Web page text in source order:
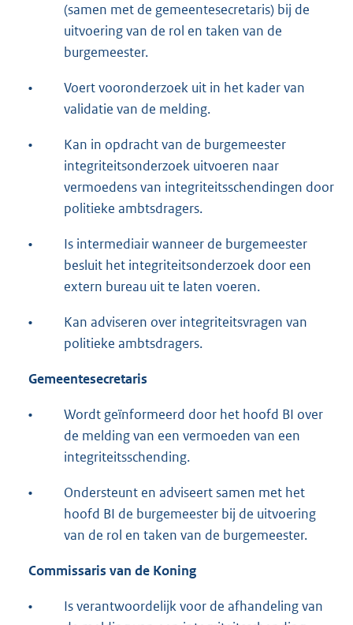
(samen met de gemeentesecretaris) bij de
uitvoering van de rol en taken van de
burgemeester.
•
Voert vooronderzoek uit in het kader van
validatie van de melding.
•
Kan in opdracht van de burgemeester
integriteitsonderzoek uitvoeren naar
vermoedens van integriteitsschendingen door
politieke ambtsdragers.
•
Is intermediair wanneer de burgemeester
besluit het integriteitsonderzoek door een
extern bureau uit te laten voeren.
•
Kan adviseren over integriteitsvragen van
politieke ambtsdragers.
Gemeentesecretaris
•
Wordt geïnformeerd door het hoofd BI over
de melding van een vermoeden van een
integriteitsschending.
•
Ondersteunt en adviseert samen met het
hoofd BI de burgemeester bij de uitvoering
van de rol en taken van de burgemeester.
Commissaris van de Koning
•
Is verantwoordelijk voor de afhandeling van